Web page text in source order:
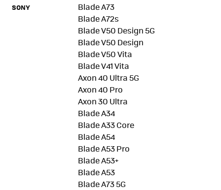
SONY
Blade A73
Blade A72s
Blade V50 Design 5G
Blade V50 Design
Blade V50 Vita
Blade V41 Vita
Axon 40 Ultra 5G
Axon 40 Pro
Axon 30 Ultra
Blade A34
Blade A33 Core
Blade A54
Blade A53 Pro
Blade A53+
Blade A53
Blade A73 5G